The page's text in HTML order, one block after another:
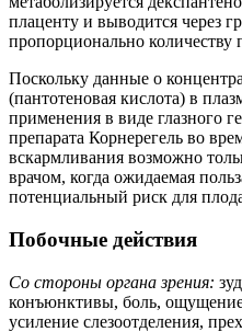
плаценту и выводится через
пропорционально количеству
Поскольку данные о
(пантотеновая кислота) в
применения в виде глазного
препарата Корнерегель во
вскармливания возможно
врачом, когда ожидаемая
потенциальный риск для
Побочные действия
Со стороны органа зрения:
конъюнктивы, боль, ощущение
усиление слезоотделения,